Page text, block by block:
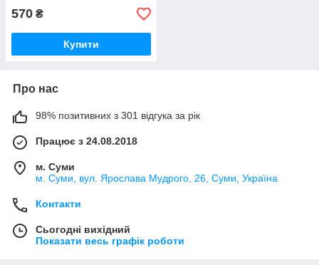
570 ₴
Купити
Про нас
98% позитивних з 301 відгука за рік
Працює з 24.08.2018
м. Суми
м. Суми, вул. Ярослава Мудрого, 26, Суми, Україна
Контакти
Сьогодні вихідний
Показати весь графік роботи